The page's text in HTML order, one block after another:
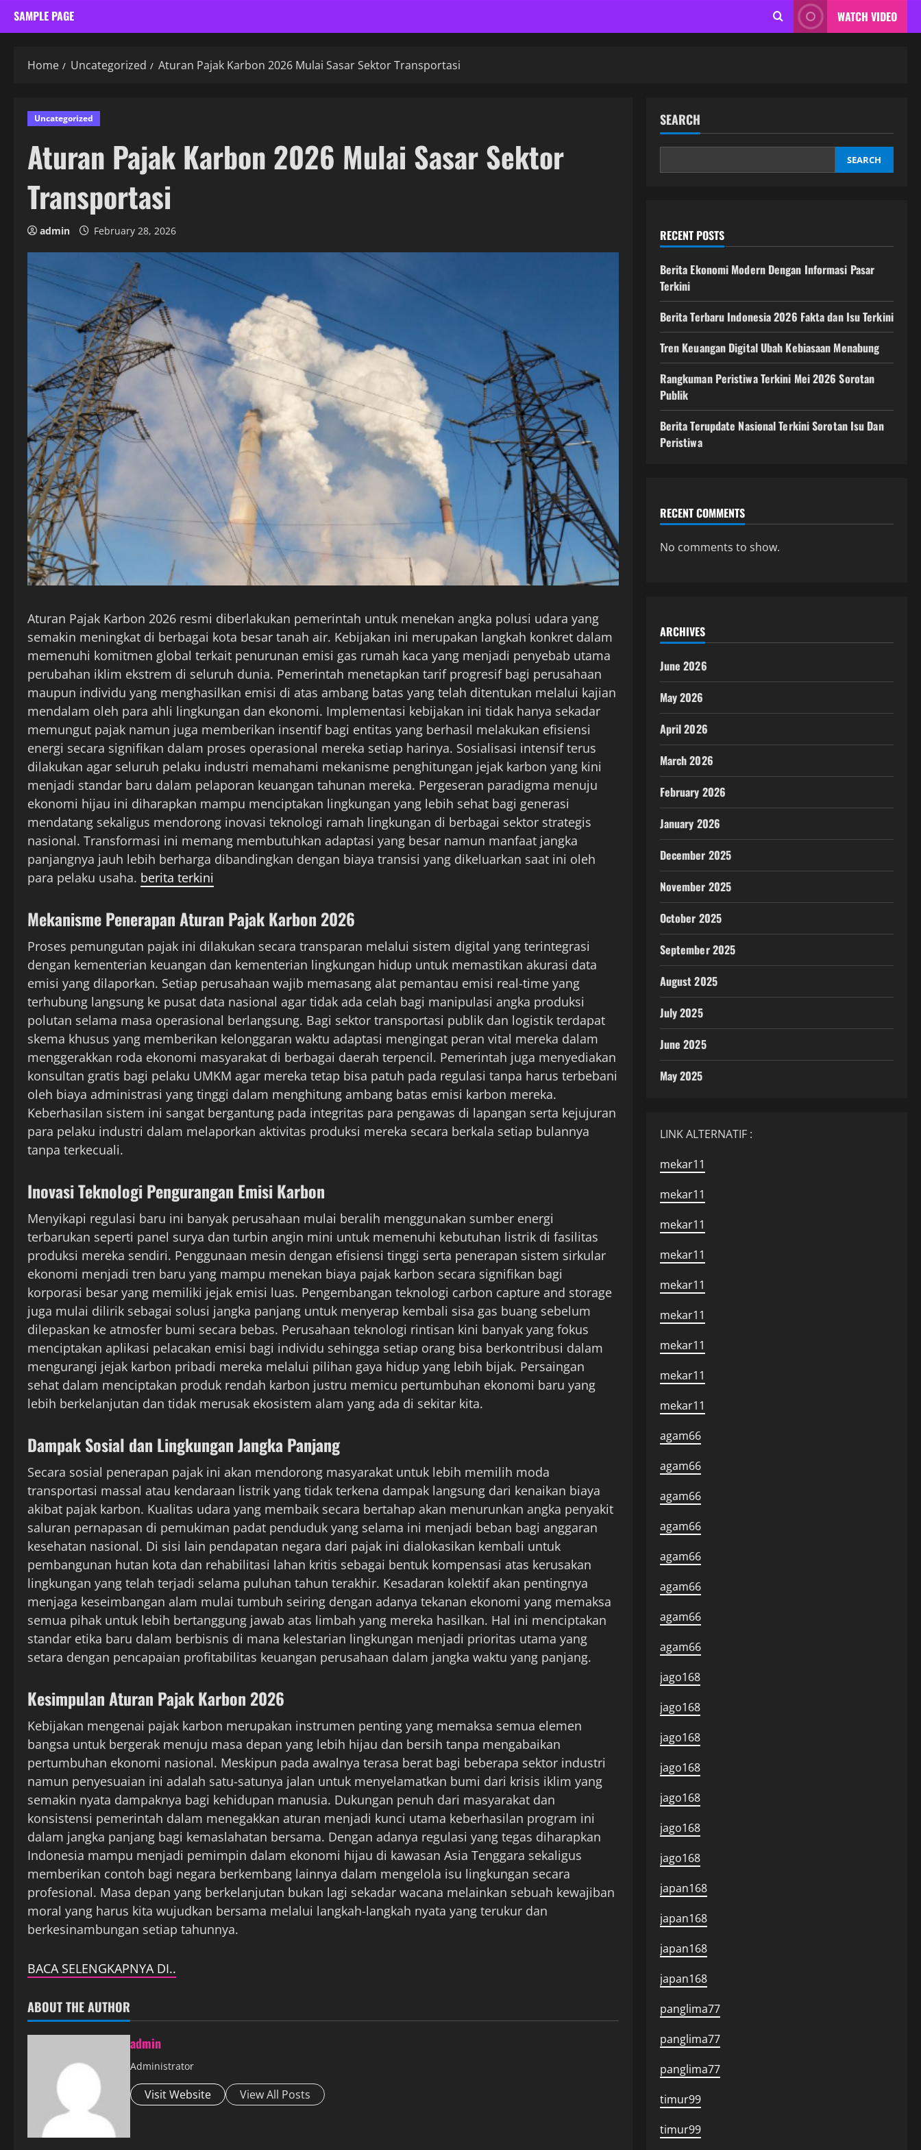
SAMPLE PAGE WATCH VIDEO
Home Uncategorized Aturan Pajak Karbon 2026 Mulai Sasar Sektor Transportasi
Uncategorized
Aturan Pajak Karbon 2026 Mulai Sasar Sektor
Transportasi
admin February 28, 2026
Aturan Pajak Karbon 2026 resmi diberlakukan pemerintah untuk menekan angka polusi udara yang
semakin meningkat di berbagai kota besar tanah air. Kebijakan ini merupakan langkah konkret dalam
memenuhi komitmen global terkait penurunan emisi gas rumah kaca yang menjadi penyebab utama
perubahan iklim ekstrem di seluruh dunia. Pemerintah menetapkan tarif progresif bagi perusahaan
maupun individu yang menghasilkan emisi di atas ambang batas yang telah ditentukan melalui kajian
mendalam oleh para ahli lingkungan dan ekonomi. Implementasi kebijakan ini tidak hanya sekadar
memungut pajak namun juga memberikan insentif bagi entitas yang berhasil melakukan efisiensi
energi secara signifikan dalam proses operasional mereka setiap harinya. Sosialisasi intensif terus
dilakukan agar seluruh pelaku industri memahami mekanisme penghitungan jejak karbon yang kini
menjadi standar baru dalam pelaporan keuangan tahunan mereka. Pergeseran paradigma menuju
ekonomi hijau ini diharapkan mampu menciptakan lingkungan yang lebih sehat bagi generasi
mendatang sekaligus mendorong inovasi teknologi ramah lingkungan di berbagai sektor strategis
nasional. Transformasi ini memang membutuhkan adaptasi yang besar namun manfaat jangka
panjangnya jauh lebih berharga dibandingkan dengan biaya transisi yang dikeluarkan saat ini oleh
para pelaku usaha. berita terkini
Mekanisme Penerapan Aturan Pajak Karbon 2026
Proses pemungutan pajak ini dilakukan secara transparan melalui sistem digital yang terintegrasi
dengan kementerian keuangan dan kementerian lingkungan hidup untuk memastikan akurasi data
emisi yang dilaporkan. Setiap perusahaan wajib memasang alat pemantau emisi real-time yang
terhubung langsung ke pusat data nasional agar tidak ada celah bagi manipulasi angka produksi
polutan selama masa operasional berlangsung. Bagi sektor transportasi publik dan logistik terdapat
skema khusus yang memberikan kelonggaran waktu adaptasi mengingat peran vital mereka dalam
menggerakkan roda ekonomi masyarakat di berbagai daerah terpencil. Pemerintah juga menyediakan
konsultan gratis bagi pelaku UMKM agar mereka tetap bisa patuh pada regulasi tanpa harus terbebani
oleh biaya administrasi yang tinggi dalam menghitung ambang batas emisi karbon mereka.
Keberhasilan sistem ini sangat bergantung pada integritas para pengawas di lapangan serta kejujuran
para pelaku industri dalam melaporkan aktivitas produksi mereka secara berkala setiap bulannya
tanpa terkecuali.
Inovasi Teknologi Pengurangan Emisi Karbon
Menyikapi regulasi baru ini banyak perusahaan mulai beralih menggunakan sumber energi
terbarukan seperti panel surya dan turbin angin mini untuk memenuhi kebutuhan listrik di fasilitas
produksi mereka sendiri. Penggunaan mesin dengan efisiensi tinggi serta penerapan sistem sirkular
ekonomi menjadi tren baru yang mampu menekan biaya pajak karbon secara signifikan bagi
korporasi besar yang memiliki jejak emisi luas. Pengembangan teknologi carbon capture and storage
juga mulai dilirik sebagai solusi jangka panjang untuk menyerap kembali sisa gas buang sebelum
dilepaskan ke atmosfer bumi secara bebas. Perusahaan teknologi rintisan kini banyak yang fokus
menciptakan aplikasi pelacakan emisi bagi individu sehingga setiap orang bisa berkontribusi dalam
mengurangi jejak karbon pribadi mereka melalui pilihan gaya hidup yang lebih bijak. Persaingan
sehat dalam menciptakan produk rendah karbon justru memicu pertumbuhan ekonomi baru yang
lebih berkelanjutan dan tidak merusak ekosistem alam yang ada di sekitar kita.
Dampak Sosial dan Lingkungan Jangka Panjang
Secara sosial penerapan pajak ini akan mendorong masyarakat untuk lebih memilih moda
transportasi massal atau kendaraan listrik yang tidak terkena dampak langsung dari kenaikan biaya
akibat pajak karbon. Kualitas udara yang membaik secara bertahap akan menurunkan angka penyakit
saluran pernapasan di pemukiman padat penduduk yang selama ini menjadi beban bagi anggaran
kesehatan nasional. Di sisi lain pendapatan negara dari pajak ini dialokasikan kembali untuk
pembangunan hutan kota dan rehabilitasi lahan kritis sebagai bentuk kompensasi atas kerusakan
lingkungan yang telah terjadi selama puluhan tahun terakhir. Kesadaran kolektif akan pentingnya
menjaga keseimbangan alam mulai tumbuh seiring dengan adanya tekanan ekonomi yang memaksa
semua pihak untuk lebih bertanggung jawab atas limbah yang mereka hasilkan. Hal ini menciptakan
standar etika baru dalam berbisnis di mana kelestarian lingkungan menjadi prioritas utama yang
setara dengan pencapaian profitabilitas keuangan perusahaan dalam jangka waktu yang panjang.
Kesimpulan Aturan Pajak Karbon 2026
Kebijakan mengenai pajak karbon merupakan instrumen penting yang memaksa semua elemen
bangsa untuk bergerak menuju masa depan yang lebih hijau dan bersih tanpa mengabaikan
pertumbuhan ekonomi nasional. Meskipun pada awalnya terasa berat bagi beberapa sektor industri
namun penyesuaian ini adalah satu-satunya jalan untuk menyelamatkan bumi dari krisis iklim yang
semakin nyata dampaknya bagi kehidupan manusia. Dukungan penuh dari masyarakat dan
konsistensi pemerintah dalam menegakkan aturan menjadi kunci utama keberhasilan program ini
dalam jangka panjang bagi kemaslahatan bersama. Dengan adanya regulasi yang tegas diharapkan
Indonesia mampu menjadi pemimpin dalam ekonomi hijau di kawasan Asia Tenggara sekaligus
memberikan contoh bagi negara berkembang lainnya dalam mengelola isu lingkungan secara
profesional. Masa depan yang berkelanjutan bukan lagi sekadar wacana melainkan sebuah kewajiban
moral yang harus kita wujudkan bersama melalui langkah-langkah nyata yang terukur dan
berkesinambungan setiap tahunnya.
BACA SELENGKAPNYA DI..
ABOUT THE AUTHOR
admin
Administrator
Visit Website View All Posts
SEARCH
SEARCH
RECENT POSTS
Berita Ekonomi Modern Dengan Informasi Pasar
Terkini
Berita Terbaru Indonesia 2026 Fakta dan Isu Terkini
Tren Keuangan Digital Ubah Kebiasaan Menabung
Rangkuman Peristiwa Terkini Mei 2026 Sorotan
Publik
Berita Terupdate Nasional Terkini Sorotan Isu Dan
Peristiwa
RECENT COMMENTS
No comments to show.
ARCHIVES
June 2026
May 2026
April 2026
March 2026
February 2026
January 2026
December 2025
November 2025
October 2025
September 2025
August 2025
July 2025
June 2025
May 2025
LINK ALTERNATIF :
mekar11
mekar11
mekar11
mekar11
mekar11
mekar11
mekar11
mekar11
mekar11
agam66
agam66
agam66
agam66
agam66
agam66
agam66
agam66
jago168
jago168
jago168
jago168
jago168
jago168
jago168
japan168
japan168
japan168
japan168
panglima77
panglima77
panglima77
timur99
timur99